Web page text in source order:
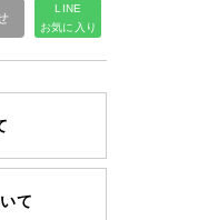
LINE
お気に入り
て